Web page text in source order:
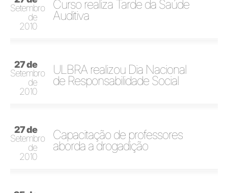
Setembro
de
2010
Curso realiza Tarde da Saúde
Auditiva
27 de
Setembro
de
2010
ULBRA realizou Dia Nacional
de Responsabilidade Social
27 de
Setembro
de
2010
Capacitação de professores
aborda a drogadição